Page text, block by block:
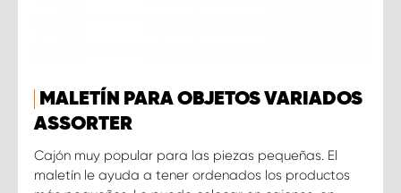
MALETÍN PARA OBJETOS VARIADOS
ASSORTER
Cajón muy popular para las piezas pequeñas. El
maletín le ayuda a tener ordenados los productos